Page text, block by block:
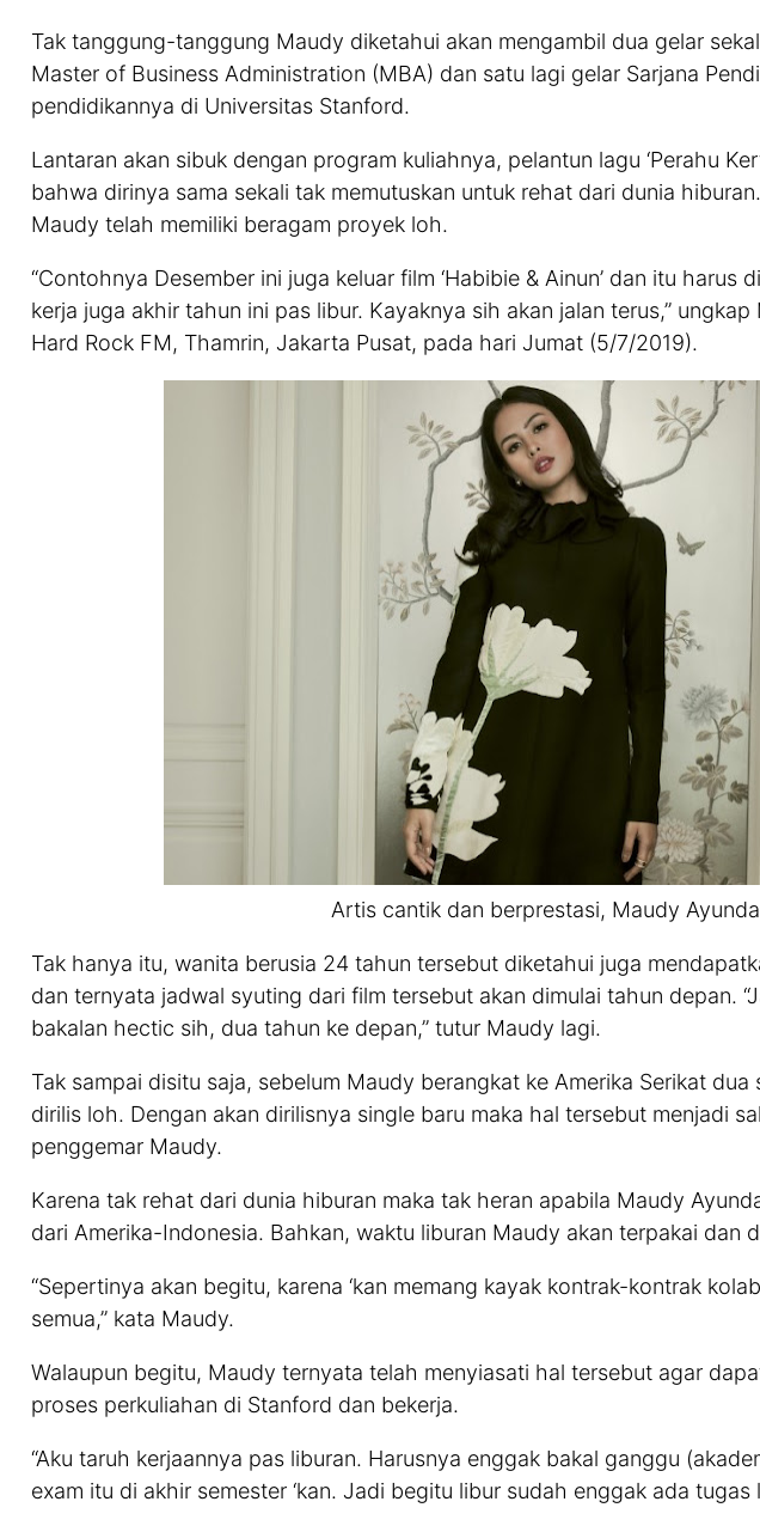
Tak tanggung-tanggung Maudy diketahui akan mengambil dua gelar
Master of Business Administration (MBA) dan satu lagi gelar Sarjana
pendidikannya di Universitas Stanford.
Lantaran akan sibuk dengan program kuliahnya, pelantun lagu ‘Perahu
bahwa dirinya sama sekali tak memutuskan untuk rehat dari dunia
Maudy telah memiliki beragam proyek loh.
“Contohnya Desember ini juga keluar film ‘Habibie & Ainun’ dan itu harus
kerja juga akhir tahun ini pas libur. Kayaknya sih akan jalan terus,”
Hard Rock FM, Thamrin, Jakarta Pusat, pada hari Jumat (5/7/2019).
Artis cantik dan berprestasi, Maudy Ayunda
Tak hanya itu, wanita berusia 24 tahun tersebut diketahui juga
dan ternyata jadwal syuting dari film tersebut akan dimulai tahun depan.
bakalan hectic sih, dua tahun ke depan,” tutur Maudy lagi.
Tak sampai disitu saja, sebelum Maudy berangkat ke Amerika Serikat
dirilis loh. Dengan akan dirilisnya single baru maka hal tersebut menjadi
penggemar Maudy.
Karena tak rehat dari dunia hiburan maka tak heran apabila Maudy
dari Amerika-Indonesia. Bahkan, waktu liburan Maudy akan terpakai dan
“Sepertinya akan begitu, karena ‘kan memang kayak kontrak-kontrak
semua,” kata Maudy.
Walaupun begitu, Maudy ternyata telah menyiasati hal tersebut agar
proses perkuliahan di Stanford dan bekerja.
“Aku taruh kerjaannya pas liburan. Harusnya enggak bakal ganggu
exam itu di akhir semester ‘kan. Jadi begitu libur sudah enggak ada tugas